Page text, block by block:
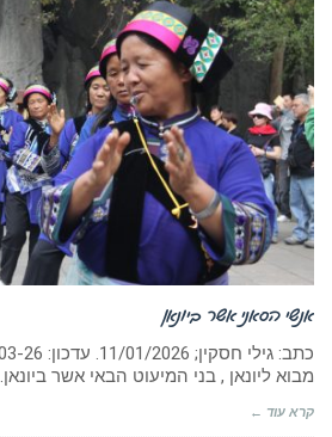
אנשי הסאני אשר ביונאן
מבוא ליונאן , בני המיעוט הבאי אשר ביונאן.
קרא עוד ←